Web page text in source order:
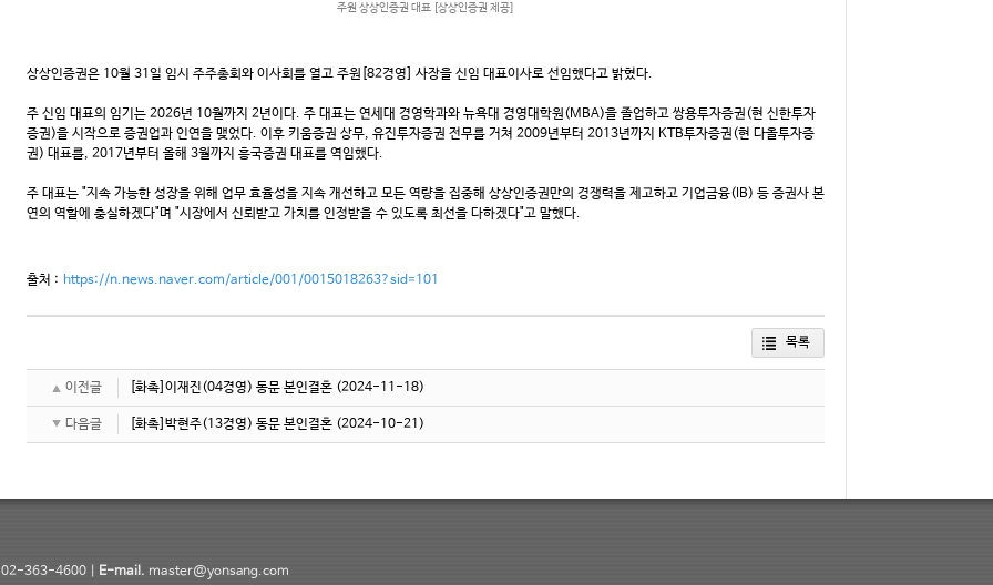
주원 상상인증권 대표 [상상인증권 제공]
상상인증권은 10월 31일 임시 주주총회와 이사회를 열고 주원[82경영] 사장을 신임 대표이사로 선임했다고 밝혔다.
주 신임 대표의 임기는 2026년 10월까지 2년이다. 주 대표는 연세대 경영학과와 뉴욕대 경영대학원(MBA)을 졸업하고 쌍용투자증권(현 신한투자
증권)을 시작으로 증권업과 인연을 맺었다. 이후 키움증권 상무, 유진투자증권 전무를 거쳐 2009년부터 2013년까지 KTB투자증권(현 다올투자증
권) 대표를, 2017년부터 올해 3월까지 흥국증권 대표를 역임했다.
주 대표는 "지속 가능한 성장을 위해 업무 효율성을 지속 개선하고 모든 역량을 집중해 상상인증권만의 경쟁력을 제고하고 기업금융(IB) 등 증권사 본
연의 역할에 충실하겠다"며 "시장에서 신뢰받고 가치를 인정받을 수 있도록 최선을 다하겠다"고 말했다.
출처 : https://n.news.naver.com/article/001/0015018263?sid=101
목록
이전글 [화촉]이재진(04경영) 동문 본인결혼 (2024-11-18)
다음글 [화촉]박현주(13경영) 동문 본인결혼 (2024-10-21)
02-363-4600 | E-mail. master@yonsang.com